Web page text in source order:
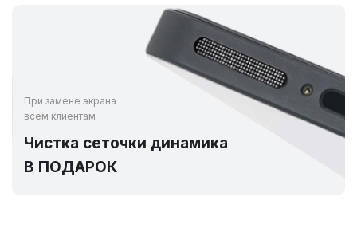
При замене экрана
всем клиентам
Чистка сеточки динамика
В ПОДАРОК